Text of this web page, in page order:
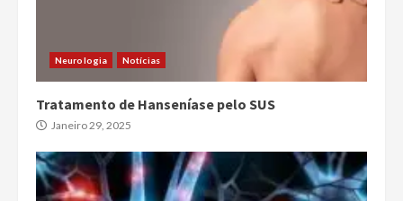
Neurologia Notícias
Tratamento de Hanseníase pelo SUS
Janeiro 29, 2025